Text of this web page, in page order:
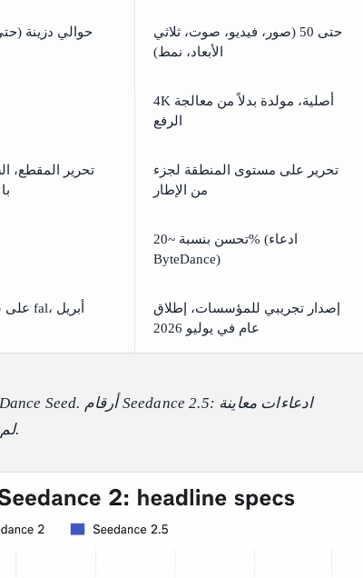
حتى 50 (صور، فيديو، صوت، ثلاثي
الأبعاد، نمط)
4K أصلية، مولدة بدلاً من معالجة
الرفع
تحرير المقطع،
تحرير على مستوى المنطقة لجزء
من الإطار
تحسن بنسبة ~20% (ادعاء
ByteDance)
إصدار تجريبي للمؤسسات، إطلاق
عام في يوليو 2026
ByteDance، لم يتم التحقق منها بشكل مستقل.